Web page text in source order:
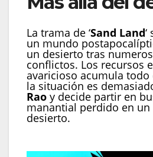
La trama de ‘Sand Land
un mundo
un desierto tras
conflictos. Los recursos
avaricioso acumula todo
la situación es
Rao y decide partir en
manantial perdido en un
desierto.